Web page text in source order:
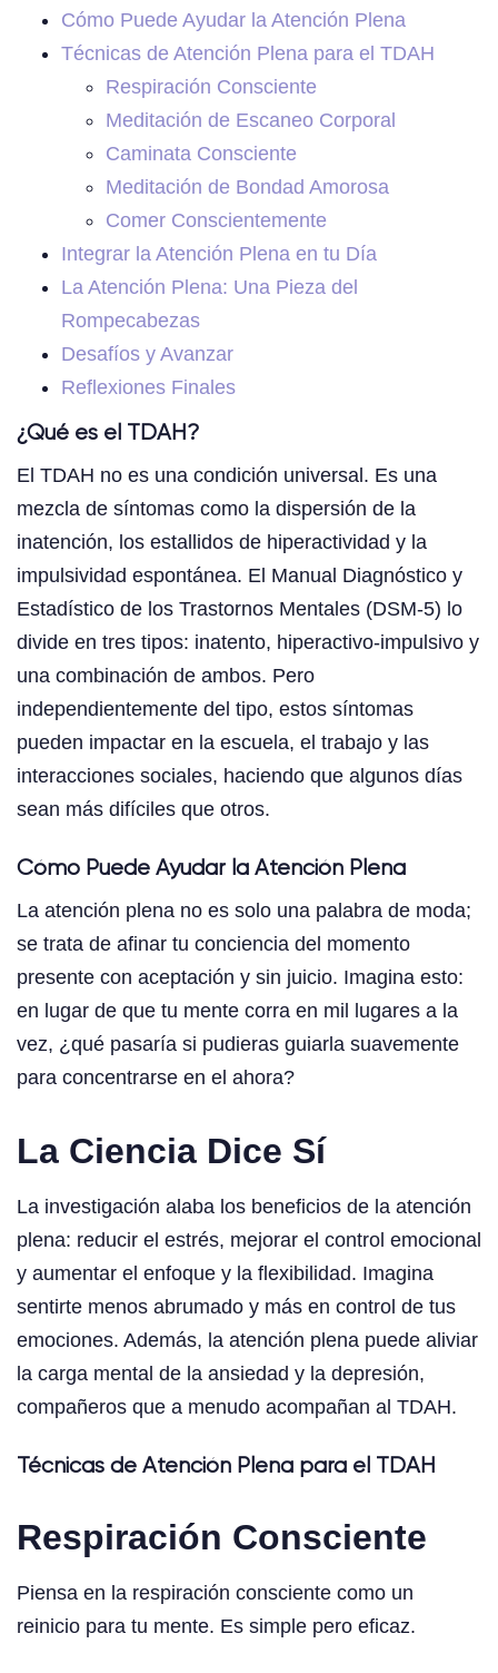
Cómo Puede Ayudar la Atención Plena
Técnicas de Atención Plena para el TDAH
Respiración Consciente
Meditación de Escaneo Corporal
Caminata Consciente
Meditación de Bondad Amorosa
Comer Conscientemente
Integrar la Atención Plena en tu Día
La Atención Plena: Una Pieza del
Rompecabezas
Desafíos y Avanzar
Reflexiones Finales
¿Qué es el TDAH?
El TDAH no es una condición universal. Es una
mezcla de síntomas como la dispersión de la
inatención, los estallidos de hiperactividad y la
impulsividad espontánea. El Manual Diagnóstico y
Estadístico de los Trastornos Mentales (DSM-5) lo
divide en tres tipos: inatento, hiperactivo-impulsivo y
una combinación de ambos. Pero
independientemente del tipo, estos síntomas
pueden impactar en la escuela, el trabajo y las
interacciones sociales, haciendo que algunos días
sean más difíciles que otros.
Cómo Puede Ayudar la Atención Plena
La atención plena no es solo una palabra de moda;
se trata de afinar tu conciencia del momento
presente con aceptación y sin juicio. Imagina esto:
en lugar de que tu mente corra en mil lugares a la
vez, ¿qué pasaría si pudieras guiarla suavemente
para concentrarse en el ahora?
La Ciencia Dice Sí
La investigación alaba los beneficios de la atención
plena: reducir el estrés, mejorar el control emocional
y aumentar el enfoque y la flexibilidad. Imagina
sentirte menos abrumado y más en control de tus
emociones. Además, la atención plena puede aliviar
la carga mental de la ansiedad y la depresión,
compañeros que a menudo acompañan al TDAH.
Técnicas de Atención Plena para el TDAH
Respiración Consciente
Piensa en la respiración consciente como un
reinicio para tu mente. Es simple pero eficaz.